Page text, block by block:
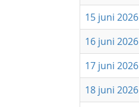
15 juni 2026
16 juni 2026
17 juni 2026
18 juni 2026